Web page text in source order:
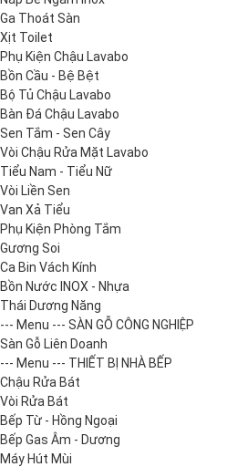
Ga Thoát Sàn
Xịt Toilet
Phụ Kiện Chậu Lavabo
Bồn Cầu - Bệ Bệt
Bộ Tủ Chậu Lavabo
Bàn Đá Chậu Lavabo
Sen Tắm - Sen Cây
Vòi Chậu Rửa Mặt Lavabo
Tiểu Nam - Tiểu Nữ
Vòi Liền Sen
Van Xả Tiểu
Phụ Kiện Phòng Tắm
Gương Soi
Ca Bin Vách Kính
Bồn Nước INOX - Nhựa
Thái Dương Năng
--- Menu --- SÀN GỖ CÔNG NGHIỆP
Sàn Gỗ Liên Doanh
--- Menu --- THIẾT BỊ NHÀ BẾP
Chậu Rửa Bát
Vòi Rửa Bát
Bếp Từ - Hồng Ngoại
Bếp Gas Âm - Dương
Máy Hút Mùi